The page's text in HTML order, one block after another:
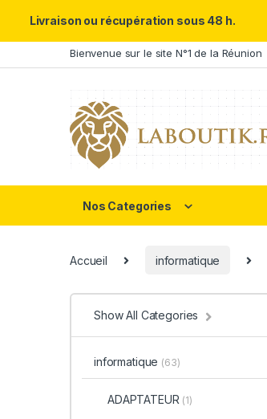
Skip to navigation
Skip to contentBienvenue sur le site N°1 de la Réunion
Nos Categories
Accueil informatique
Show All Categories
informatique (63)
ADAPTATEUR (1)
Livraison ou récupération sous 48 h.